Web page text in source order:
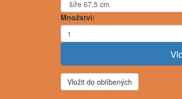
Množství:
Vložit do oblíbených